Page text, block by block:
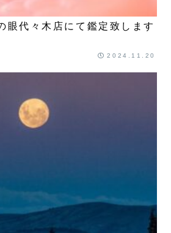
眼代々木店にて鑑定致します
2024.11.20